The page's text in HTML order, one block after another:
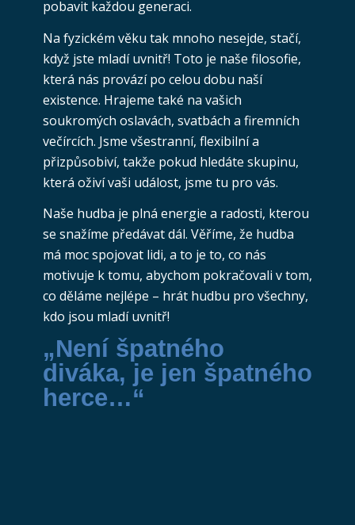
pobavit každou generaci.
Na fyzickém věku tak mnoho nesejde, stačí,
když jste mladí uvnitř! Toto je naše filosofie,
která nás provází po celou dobu naší
existence. Hrajeme také na vašich
soukromých oslavách, svatbách a firemních
večírcích. Jsme všestranní, flexibilní a
přizpůsobiví, takže pokud hledáte skupinu,
která oživí vaši událost, jsme tu pro vás.
Naše hudba je plná energie a radosti, kterou
se snažíme předávat dál. Věříme, že hudba
má moc spojovat lidi, a to je to, co nás
motivuje k tomu, abychom pokračovali v tom,
co děláme nejlépe – hrát hudbu pro všechny,
kdo jsou mladí uvnitř!
„Není špatného
diváka, je jen špatného
herce…“